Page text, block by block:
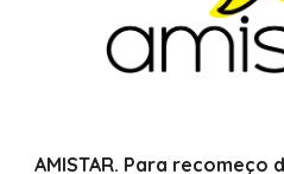
AMISTAR. Para recomeço